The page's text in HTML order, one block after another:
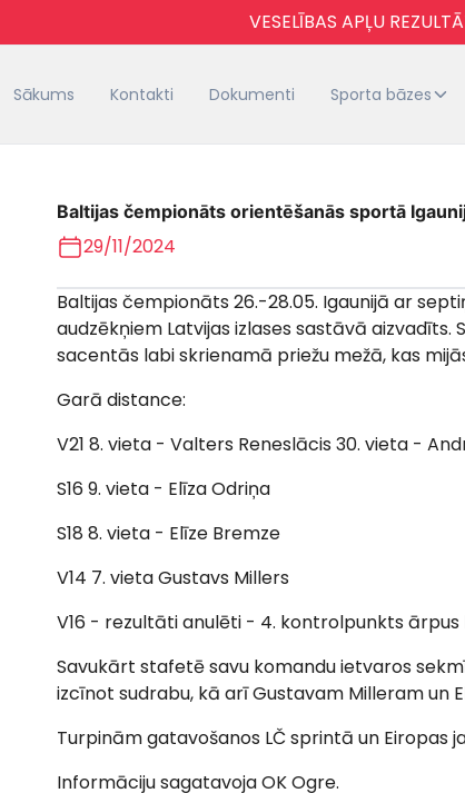
VESELĪBAS APĻU
Sākums Kontakti Dokumenti Sporta bāzes
Baltijas čempionāts orientēšanās sportā
29/11/2024
Baltijas čempionāts 26.-28.05. Igaunijā ar
audzēkņiem Latvijas izlases sastāvā
sacentās labi skrienamā priežu mežā, kas
Garā distance:
V21 8. vieta - Valters Reneslācis 30. vieta -
S16 9. vieta - Elīza Odriņa
S18 8. vieta - Elīze Bremze
V14 7. vieta Gustavs Millers
V16 - rezultāti anulēti - 4. kontrolpunkts ārpus
Savukārt stafetē savu komandu ietvaros
izcīnot sudrabu, kā arī Gustavam Milleram un
Turpinām gatavošanos LČ sprintā un Eiropas
Informāciju sagatavoja OK Ogre.